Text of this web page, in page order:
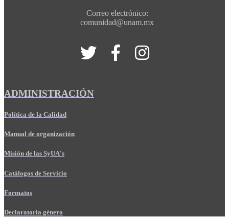
Correo electrónico:
comunidad@unam.mx
ADMINISTRACIÓN
Política de la Calidad
Manual de organización
Misión de las SyUA's
Catálogos de Servicio
Formatos
Declaratoria género